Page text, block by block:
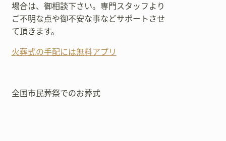
場合は、御相談下さい。専門スタッフより
ご不明な点や御不安な事などサポートさせ
て頂きます。
火葬式の手配には無料アプリ
全国市民葬祭でのお葬式